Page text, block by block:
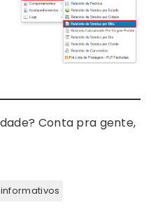
Conta pra gente,
informativos